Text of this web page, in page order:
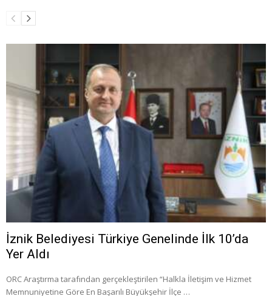
İznik Belediyesi Türkiye Genelinde İlk 10’da
Yer Aldı
ORC Araştırma tarafından gerçekleştirilen “Halkla İletişim ve Hizmet
Memnuniyetine Göre En Başarılı Büyükşehir İlçe …